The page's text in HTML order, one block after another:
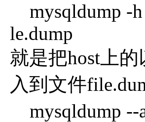
mysqldump -h
le.dump
就是把host上的
入到文件
mysqldump --